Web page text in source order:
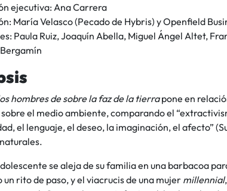
ejecutiva: Ana Carrera
María Velasco (Pecado de Hybris) y Openfield
Paula Ruiz, Joaquín Abella, Miguel Ángel Altet,
hombres de sobre la faz de la tierrapone en
el medio ambiente, comparando el
el lenguaje, el deseo, la imaginación, el afecto”
se aleja de su familia en una barbacoa
un rito de paso, y el viacrucis de una mujer millennial